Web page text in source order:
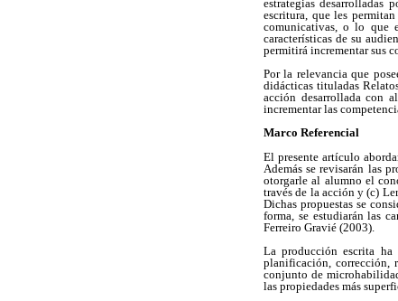
estrategias desarrolladas
escritura, que les
comunicativas, o lo que
características de su
permitirá incrementar sus
Por la relevancia que
didácticas tituladas
acción desarrollada con
incrementar las
Marco Referencial
El presente artículo
Además se revisarán las
otorgarle al alumno el
través de la acción y (c)
Dichas propuestas se
forma, se estudiarán las
Ferreiro Gravié (2003).
La producción escrita
planificación, corrección,
conjunto de
las propiedades más